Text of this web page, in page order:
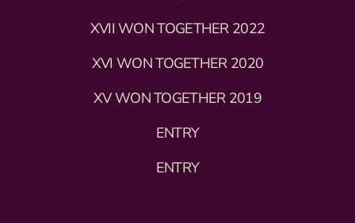
XVII WON TOGETHER 2022
XVI WON TOGETHER 2020
XV WON TOGETHER 2019
ENTRY
ENTRY